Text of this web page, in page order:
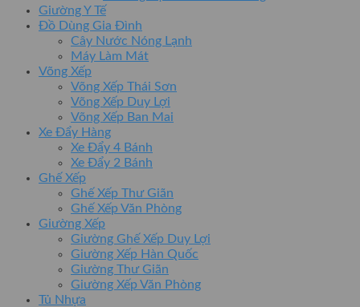
Giường Y Tế
Đồ Dùng Gia Đình
Cây Nước Nóng Lạnh
Máy Làm Mát
Võng Xếp
Võng Xếp Thái Sơn
Võng Xếp Duy Lợi
Võng Xếp Ban Mai
Xe Đẩy Hàng
Xe Đẩy 4 Bánh
Xe Đẩy 2 Bánh
Ghế Xếp
Ghế Xếp Thư Giãn
Ghế Xếp Văn Phòng
Giường Xếp
Giường Ghế Xếp Duy Lợi
Giường Xếp Hàn Quốc
Giường Thư Giãn
Giường Xếp Văn Phòng
Tủ Nhựa